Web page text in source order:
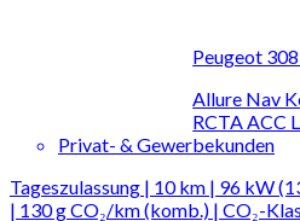
Peugeot
Allure Nav
RCTA ACC
Privat- & Gewerbekunden
Tageszulassung | 10 km | 96 kW
| 130 g CO₂/km (komb.) | CO₂-